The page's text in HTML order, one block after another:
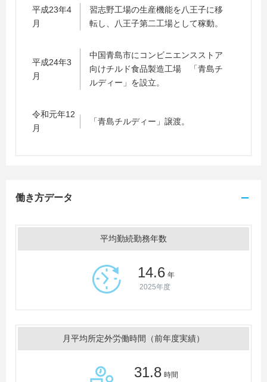
平成23年4
月
習志野工場の生産機能を八王子に移
転し、八王子第二工場として稼動。
平成24年3
月
中国青島市にコンビニエンスストア
向けチルド食品製造工場 「青島チ
ルディー」を設立。
令和元年12
月
「青島チルディー」譲渡。
働き方データ
平均勤続勤務年数
14.6 年
2025年度
月平均所定外労働時間（前年度実績）
31.8 時間